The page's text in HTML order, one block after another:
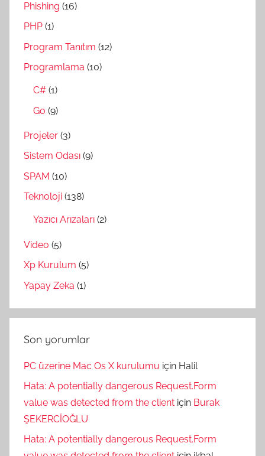
Phishing (16)
PHP (1)
Program Tanıtım (12)
Programlama (10)
C# (1)
Go (9)
Projeler (3)
Sistem Odası (9)
SPAM (10)
Teknoloji (138)
Yazıcı Arızaları (2)
Video (5)
Xp Kurulum (5)
Yapay Zeka (1)
Son yorumlar
PC üzerine Mac Os X kurulumu için Halil
Hata: A potentially dangerous Request.Form
value was detected from the client için Burak
ŞEKERCİOĞLU
Hata: A potentially dangerous Request.Form